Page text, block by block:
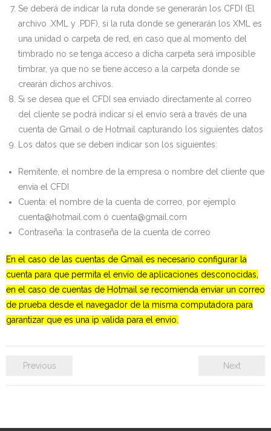
Se deberá de indicar la ruta donde se generarán los CFDI (El
archivo .XML y .PDF), si la ruta donde se generarán los XML es
una unidad o carpeta de red, en caso que al momento del
timbrado no se tenga acceso a dicha carpeta será imposible
timbrar, ya que no se tiene acceso a la carpeta donde se
crearán dichos archivos.
Si se desea que el CFDI sea enviado directamente al correo
del cliente se podrá indicar si el envío será a través de una
cuenta de Gmail o de Hotmail capturando los siguientes datos
Los datos que se deben indicar son los siguientes:
Remitente, el nombre de la empresa o nombre del cliente que
envía el CFDI
Cuenta: el nombre de la cuenta de correo, por ejemplo
cuenta@hotmail.com ó cuenta@gmail.com
Contraseña: la contraseña de la cuenta de correo
En el caso de las cuentas de Gmail es necesario configurar la
cuenta para que permita el envío de aplicaciones desconocidas,
en el caso de cuentas de Hotmail se recomienda enviar un correo
de prueba desde el navegador de la misma computadora para
garantizar que es una ip valida para el envío.
Previous Next